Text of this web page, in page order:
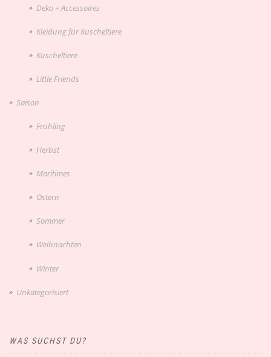
Deko + Accessoires
Kleidung für Kuscheltiere
Kuscheltiere
Little Friends
Saison
Frühling
Herbst
Maritimes
Ostern
Sommer
Weihnachten
Winter
Unkategorisiert
WAS SUCHST DU?